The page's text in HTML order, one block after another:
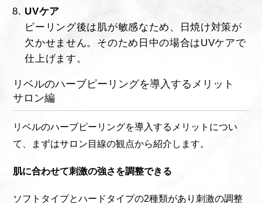
UVケア
ピーリング後は肌が敏感なため、日焼け対策が
欠かせません。そのため日中の場合はUVケアで
仕上げます。
リベルのハーブピーリングを導入するメリット
サロン編
リベルのハーブピーリングを導入するメリットについ
て、まずはサロン目線の観点から紹介します。
肌に合わせて刺激の強さを調整できる
ソフトタイプとハードタイプの2種類があり刺激の調整